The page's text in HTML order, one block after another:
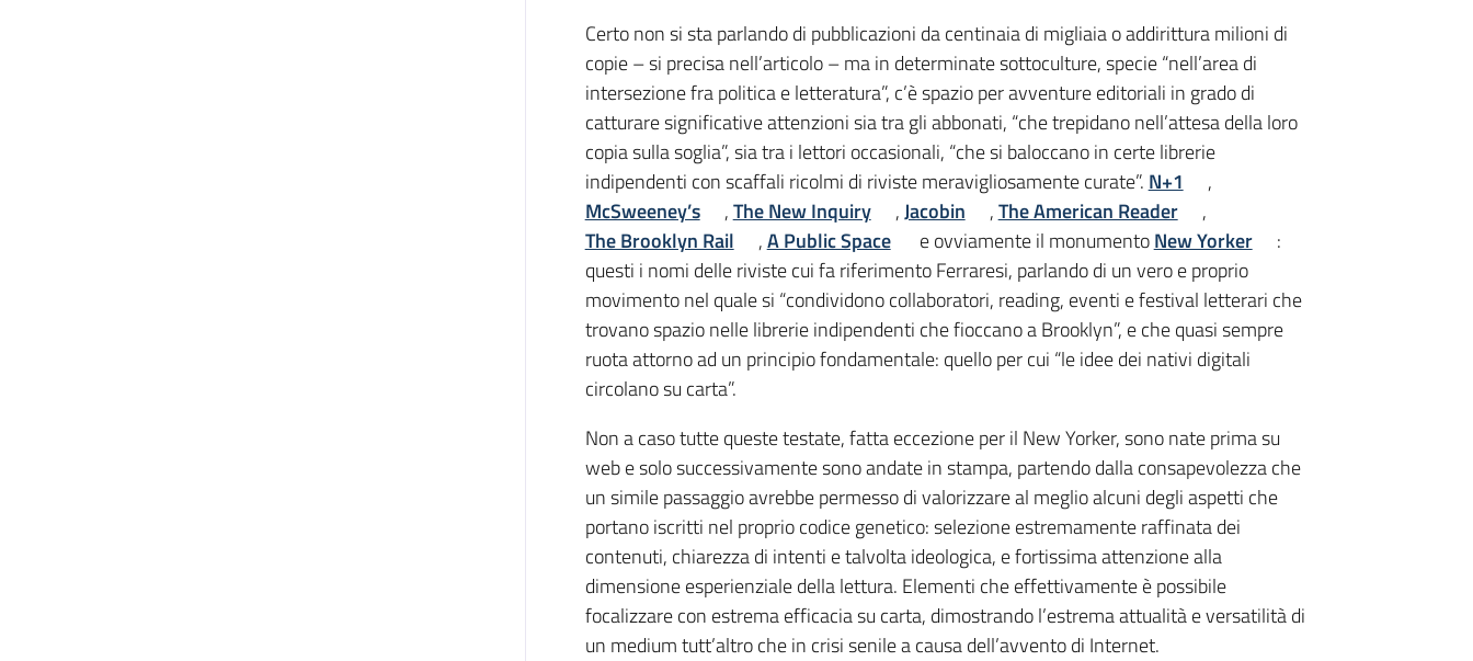
Certo non si sta parlando di pubblicazioni da centinaia di migliaia o addirittura milioni di
copie – si precisa nell’articolo – ma in determinate sottoculture, specie “nell’area di
intersezione fra politica e letteratura”, c’è spazio per avventure editoriali in grado di
catturare significative attenzioni sia tra gli abbonati, “che trepidano nell’attesa della loro
copia sulla soglia”, sia tra i lettori occasionali, “che si baloccano in certe librerie
indipendenti con scaffali ricolmi di riviste meravigliosamente curate”. N+1
,
McSweeney’s
,The New Inquiry ,Jacobin ,The American Reader
,
The Brooklyn Rail
,A Public Space e ovviamente il monumentoNew Yorker
:
questi i nomi delle riviste cui fa riferimento Ferraresi, parlando di un vero e proprio
movimento nel quale si “condividono collaboratori, reading, eventi e festival letterari che
trovano spazio nelle librerie indipendenti che fioccano a Brooklyn”, e che quasi sempre
ruota attorno ad un principio fondamentale: quello per cui “le idee dei nativi digitali
circolano su carta”.
Non a caso tutte queste testate, fatta eccezione per il New Yorker, sono nate prima su
web e solo successivamente sono andate in stampa, partendo dalla consapevolezza che
un simile passaggio avrebbe permesso di valorizzare al meglio alcuni degli aspetti che
portano iscritti nel proprio codice genetico: selezione estremamente raffinata dei
contenuti, chiarezza di intenti e talvolta ideologica, e fortissima attenzione alla
dimensione esperienziale della lettura. Elementi che effettivamente è possibile
focalizzare con estrema efficacia su carta, dimostrando l’estrema attualità e versatilità di
un medium tutt’altro che in crisi senile a causa dell’avvento di Internet.